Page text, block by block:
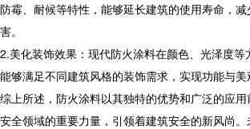
防霉、耐候等特性，能够延长建筑的使用寿命，
害。
2.美化装饰效果：现代防火涂料在颜色、光泽度等
能够满足不同建筑风格的装饰需求，实现功能与美
综上所述，防火涂料以其独特的优势和广泛的应
安全领域的重要力量，引领着建筑安全的新风尚